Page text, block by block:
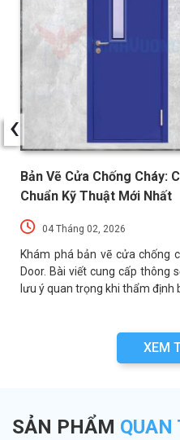
Bản Vẽ Cửa Chống Cháy:
Chuẩn Kỹ Thuật Mới Nhất
04 Tháng 02, 2026
Khám phá bản vẽ cửa chống
Door. Bài viết cung cấp thông
lưu ý quan trọng khi thẩm định
‹
XEM
SẢN PHẨM QUAN